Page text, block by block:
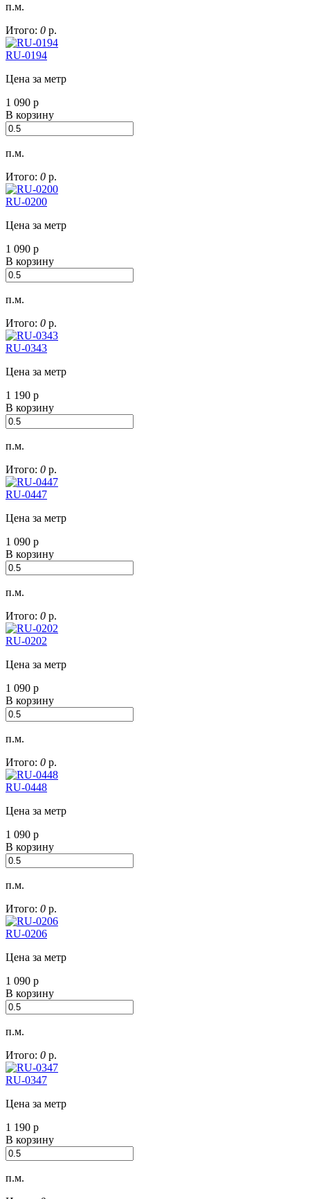
п.м.
Итого: 0 р.
RU-0194
Цена за метр
1 090 р
В корзину
п.м.
Итого: 0 р.
RU-0200
Цена за метр
1 090 р
В корзину
п.м.
Итого: 0 р.
RU-0343
Цена за метр
1 190 р
В корзину
п.м.
Итого: 0 р.
RU-0447
Цена за метр
1 090 р
В корзину
п.м.
Итого: 0 р.
RU-0202
Цена за метр
1 090 р
В корзину
п.м.
Итого: 0 р.
RU-0448
Цена за метр
1 090 р
В корзину
п.м.
Итого: 0 р.
RU-0206
Цена за метр
1 090 р
В корзину
п.м.
Итого: 0 р.
RU-0347
Цена за метр
1 190 р
В корзину
п.м.